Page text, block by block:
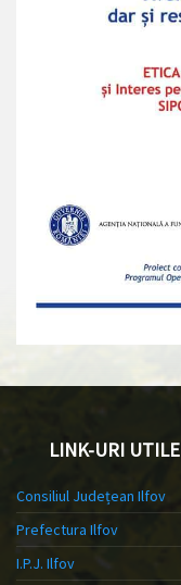
LINK-URI UTILE
Consiliul Județean Ilfov
Prefectura Ilfov
I.P.J. Ilfov